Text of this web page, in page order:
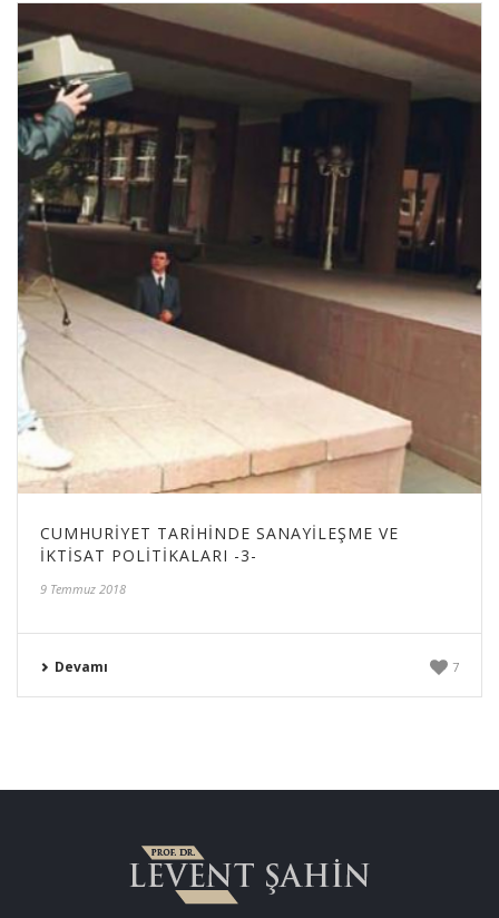
CUMHURIYET TARIHINDE SANAYILEŞME VE
İKTISAT POLITIKALARI -3-
9 Temmuz 2018
Devamı 7